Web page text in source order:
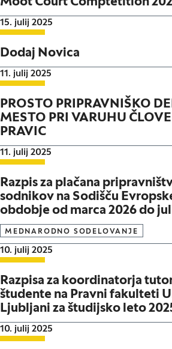
Moot Court Comptetition
Datum objave:
15. julij 2025
Dodaj Novica
Datum objave:
11. julij 2025
PROSTO PRIPRAVNIŠKO
MESTO PRI VARUHU
PRAVIC
Datum objave:
11. julij 2025
Razpis za plačana
sodnikov na Sodišču
obdobje od marca 2026 do
MEDNARODNO SODELOVANJE
Datum objave:
10. julij 2025
Razpisa za koordinatorja
študente na Pravni fakulteti
Ljubljani za študijsko leto
Datum objave:
10. julij 2025